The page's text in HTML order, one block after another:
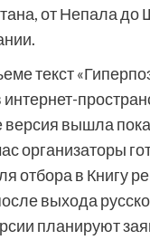
от Непала до
текст
вышла пока
организаторы
отбора в Книгу
выхода
планируют